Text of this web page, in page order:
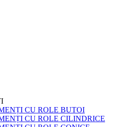
CU ROLE BUTOI
CU ROLE CILINDRICE